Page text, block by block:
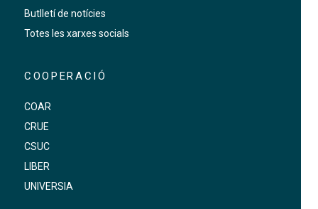
Butlletí de notícies
Totes les xarxes socials
COOPERACIÓ
COAR
CRUE
CSUC
LIBER
UNIVERSIA